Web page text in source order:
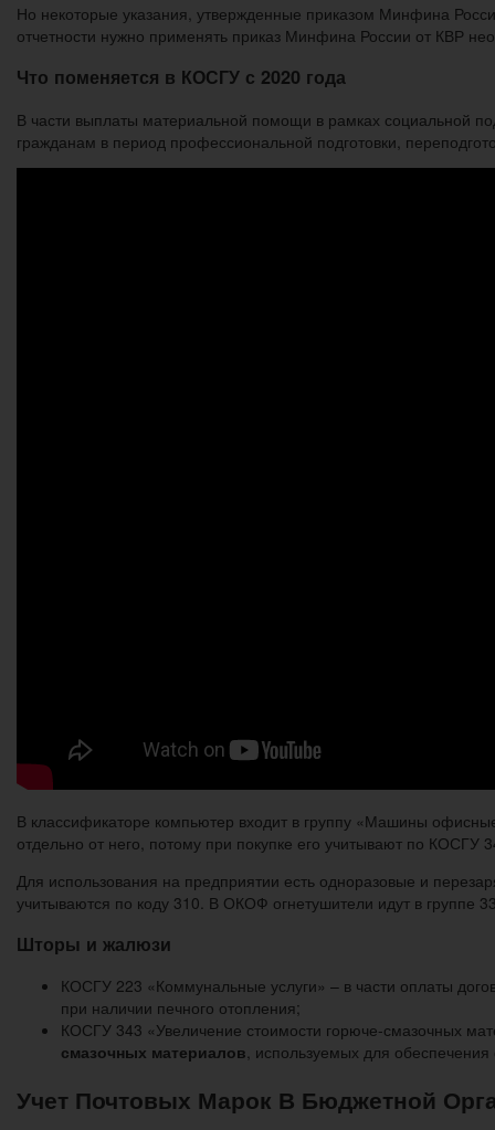
Но некоторые указания, утвержденные приказом Минфина
отчетности нужно применять приказ Минфина России от КВР
Что поменяется в КОСГУ с 2020 года
В части выплаты материальной помощи в рамках социальной
гражданам в период профессиональной подготовки,
В классификаторе компьютер входит в группу «Машины
отдельно от него, потому при покупке его учитывают по КОСГУ
Для использования на предприятии есть одноразовые и
учитываются по коду 310. В ОКОФ огнетушители идут в группе
Шторы и жалюзи
КОСГУ 223 «Коммунальные услуги» – в части оплаты
при наличии печного отопления;
КОСГУ 343 «Увеличение стоимости горюче-смазочных
смазочных материалов, используемых для
Учет Почтовых Марок В Бюджетной